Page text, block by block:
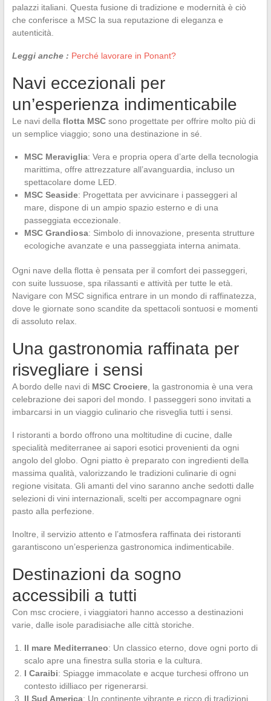
palazzi italiani. Questa fusione di tradizione e modernità è ciò
che conferisce a MSC la sua reputazione di eleganza e
autenticità.
Leggi anche : Perché lavorare in Ponant?
Navi eccezionali per
un’esperienza indimenticabile
Le navi della flotta MSCsono progettate per offrire molto più di
un semplice viaggio; sono una destinazione in sé.
MSC Meraviglia: Vera e propria opera d’arte della tecnologia
marittima, offre attrezzature all’avanguardia, incluso un
spettacolare dome LED.
MSC Seaside: Progettata per avvicinare i passeggeri al
mare, dispone di un ampio spazio esterno e di una
passeggiata eccezionale.
MSC Grandiosa: Simbolo di innovazione, presenta strutture
ecologiche avanzate e una passeggiata interna animata.
Ogni nave della flotta è pensata per il comfort dei passeggeri,
con suite lussuose, spa rilassanti e attività per tutte le età.
Navigare con MSC significa entrare in un mondo di raffinatezza,
dove le giornate sono scandite da spettacoli sontuosi e momenti
di assoluto relax.
Una gastronomia raffinata per
risvegliare i sensi
A bordo delle navi di MSC Crociere, la gastronomia è una vera
celebrazione dei sapori del mondo. I passeggeri sono invitati a
imbarcarsi in un viaggio culinario che risveglia tutti i sensi.
I ristoranti a bordo offrono una moltitudine di cucine, dalle
specialità mediterranee ai sapori esotici provenienti da ogni
angolo del globo. Ogni piatto è preparato con ingredienti della
massima qualità, valorizzando le tradizioni culinarie di ogni
regione visitata. Gli amanti del vino saranno anche sedotti dalle
selezioni di vini internazionali, scelti per accompagnare ogni
pasto alla perfezione.
Inoltre, il servizio attento e l’atmosfera raffinata dei ristoranti
garantiscono un’esperienza gastronomica indimenticabile.
Destinazioni da sogno
accessibili a tutti
Con msc crociere, i viaggiatori hanno accesso a destinazioni
varie, dalle isole paradisiache alle città storiche.
Il mare Mediterraneo: Un classico eterno, dove ogni porto di
scalo apre una finestra sulla storia e la cultura.
I Caraibi: Spiagge immacolate e acque turchesi offrono un
contesto idilliaco per rigenerarsi.
Il Sud America: Un continente vibrante e ricco di tradizioni,